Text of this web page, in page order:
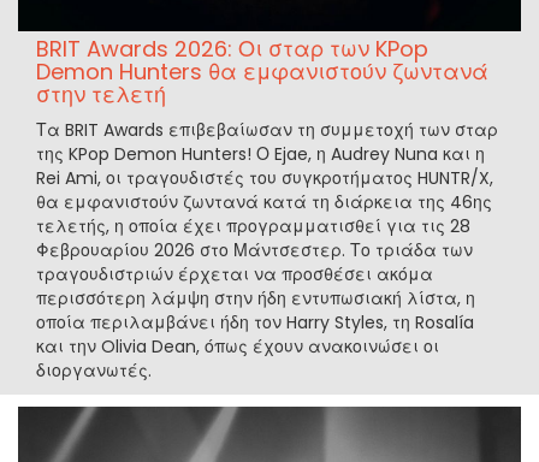
BRIT Awards 2026: Οι σταρ των KPop
Demon Hunters θα εμφανιστούν ζωντανά
στην τελετή
Τα BRIT Awards επιβεβαίωσαν τη συμμετοχή των σταρ
της KPop Demon Hunters! Ο Ejae, η Audrey Nuna και η
Rei Ami, οι τραγουδιστές του συγκροτήματος HUNTR/X,
θα εμφανιστούν ζωντανά κατά τη διάρκεια της 46ης
τελετής, η οποία έχει προγραμματισθεί για τις 28
Φεβρουαρίου 2026 στο Μάντσεστερ. Το τριάδα των
τραγουδιστριών έρχεται να προσθέσει ακόμα
περισσότερη λάμψη στην ήδη εντυπωσιακή λίστα, η
οποία περιλαμβάνει ήδη τον Harry Styles, τη Rosalía
και την Olivia Dean, όπως έχουν ανακοινώσει οι
διοργανωτές.